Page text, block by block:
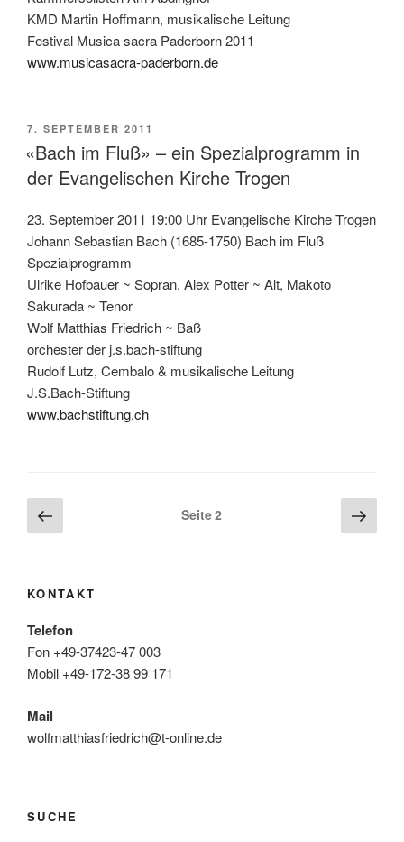
KMD Martin Hoffmann, musikalische Leitung
Festival Musica sacra Paderborn 2011
www.musicasacra-paderborn.de
VERÖFFENTLICHT
AM
7. SEPTEMBER 2011
«Bach im Fluß» – ein Spezialprogramm in
der Evangelischen Kirche Trogen
23. September 2011 19:00 Uhr Evangelische Kirche Trogen
Johann Sebastian Bach (1685-1750) Bach im Fluß
Spezialprogramm
Ulrike Hofbauer ~ Sopran, Alex Potter ~ Alt, Makoto
Sakurada ~ Tenor
Wolf Matthias Friedrich ~ Baß
orchester der j.s.bach-stiftung
Rudolf Lutz, Cembalo & musikalische Leitung
J.S.Bach-Stiftung
www.bachstiftung.ch
Seitennummerierung
der
Vorherige
Seite
Seite2
Seite
KONTAKT
Telefon
Fon +49-37423-47 003
Mobil +49-172-38 99 171
Mail
wolfmatthiasfriedrich@t-online.de
SUCHE